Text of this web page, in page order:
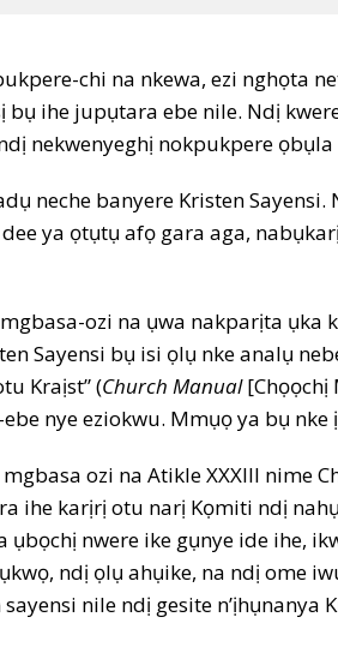
chi na nkewa, ezi nghọta
ihe jupụtara ebe nile. Ndị
nekwenyeghị nokpukpere
neche banyere Kristen
ya ọtụtụ afọ gara aga,
ozi na ụwa nakparịta
Sayensi bụ isi ọlụ nke analụ
Kraịst” (Church Manual[Chọọchị
nye eziokwu. Mmụọ ya bụ
ozi na Atikle XXXIII nime
ihe karịrị otu narị Kọmiti ndị
ụbọchị nwere ike gụnye ide ihe,
ndị ọlụ ahụike, na ndị ome
nile ndị gesite n’ịhụnanya